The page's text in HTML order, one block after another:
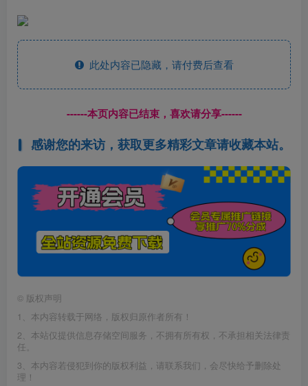
此处内容已隐藏，请付费后查看
------本页内容已结束，喜欢请分享------
感谢您的来访，获取更多精彩文章请收藏本站。
© 版权声明
1、本内容转载于网络，版权归原作者所有！
2、本站仅提供信息存储空间服务，不拥有所有权，不承担相关法律责
任。
3、本内容若侵犯到你的版权利益，请联系我们，会尽快给予删除处
理！